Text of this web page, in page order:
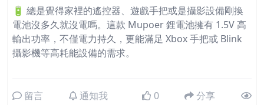
🔋 總是覺得家裡的遙控器、遊戲手把或是攝影設備剛換
電池沒多久就沒電嗎。這款 Mupoer 鋰電池擁有 1.5V 高
輸出功率，不僅電力持久，更能滿足 Xbox 手把或 Blink
攝影機等高耗能設備的需求。
留言 通知我 0 分享